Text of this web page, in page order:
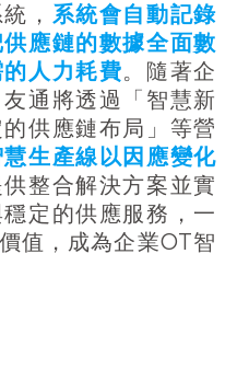
， 系統會自動記錄
應鏈的數據全面數
人力耗費。隨著企
通將透過「智慧新
供應鏈布局」等營
生產線以因應變化
供整合解決方案並實
定的供應服務，一
值，成為企業OT智